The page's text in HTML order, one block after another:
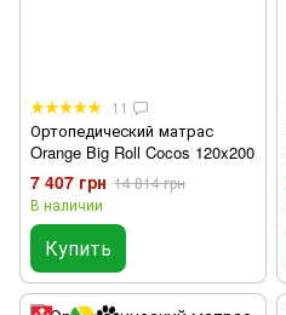
11
Ортопедический матрас
Orange Big Roll Cocos 120x200
7 407 грн 14 814 грн
В наличии
Купить